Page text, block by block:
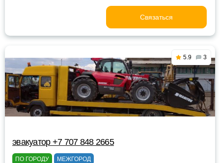
Связаться
5.9 3
эвакуатор +7 707 848 2665
ПО ГОРОДУ МЕЖГОРОД